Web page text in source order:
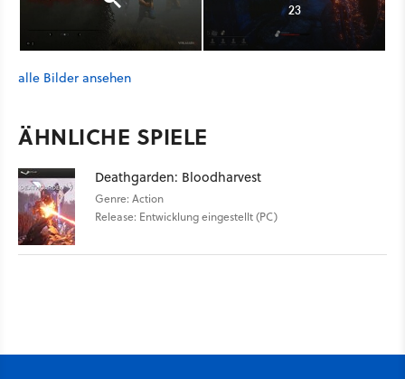
23
alle Bilder ansehen
ÄHNLICHE SPIELE
Deathgarden: Bloodharvest
Genre: Action
Release: Entwicklung eingestellt (PC)